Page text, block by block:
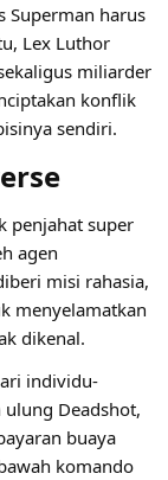
Superman harus
Lex Luthor
miliarder
konflik
sendiri.
penjahat super
agen
misi rahasia,
menyelamatkan
dikenal.
individu-
Deadshot,
buaya
komando